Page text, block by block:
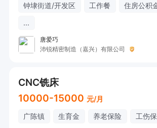
钟埭街道/开发区 工作餐 住房公积
...
唐爱巧
沛锐精密制造（嘉兴）有限公司
CNC铣床
10000-15000 元/月
广陈镇 生育金 养老保险 工伤